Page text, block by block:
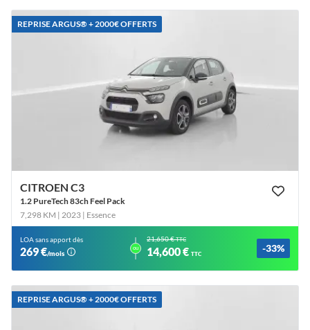
REPRISE ARGUS®️ + 2000€ OFFERTS
CITROEN C3
1.2 PureTech 83ch Feel Pack
7,298 KM | 2023 | Essence
LOA sans apport dès
269 €/mois
ou
21,650 €TTC
14,600 € TTC -33%
REPRISE ARGUS®️ + 2000€ OFFERTS